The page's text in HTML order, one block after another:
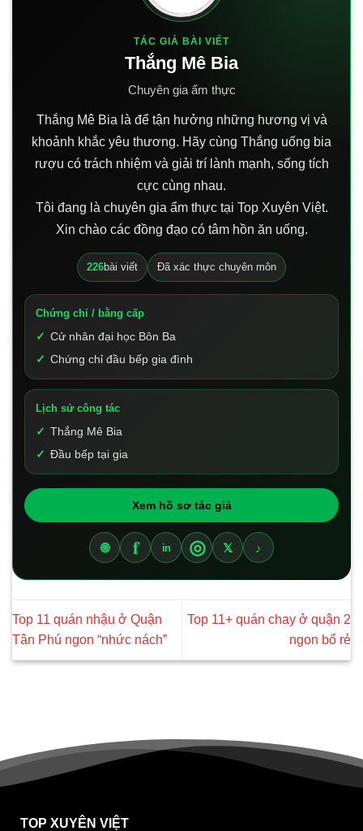
TÁC GIẢ BÀI VIẾT
Thắng Mê Bia
Chuyên gia ẩm thực
Thắng Mê Bia là để tận hưởng những hương vị và
khoảnh khắc yêu thương. Hãy cùng Thắng uống bia
rượu có trách nhiệm và giải trí lành mạnh, sống tích
cực cùng nhau.
Tôi đang là chuyên gia ẩm thực tại Top Xuyên Việt.
Xin chào các đồng đạo có tâm hồn ăn uống.
226bài viết Đã xác thực chuyên môn
Chứng chỉ / bằng cấp
Cử nhân đại học Bôn Ba
Chứng chỉ đầu bếp gia đình
Lịch sử công tác
Thắng Mê Bia
Đầu bếp tại gia
Xem hồ sơ tác giả
🌐 f in ◎ 𝕏 ♪
Top 11 quán nhậu ở Quận
Tân Phú ngon “nhức nách”
Top 11+ quán chay ở quận 2
ngon bổ rẻ
TOP XUYÊN VIỆT